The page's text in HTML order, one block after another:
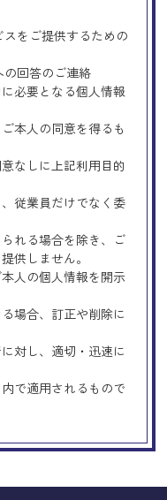
をご提供するための
回答のご連絡
必要となる個人情報
本人の同意を得るも
なしに上記利用目的
従業員だけでなく委
れる場合を除き、ご
供しません。
人の個人情報を開示
場合、訂正や削除に
対し、適切・迅速に
で適用されるもので
使用につい